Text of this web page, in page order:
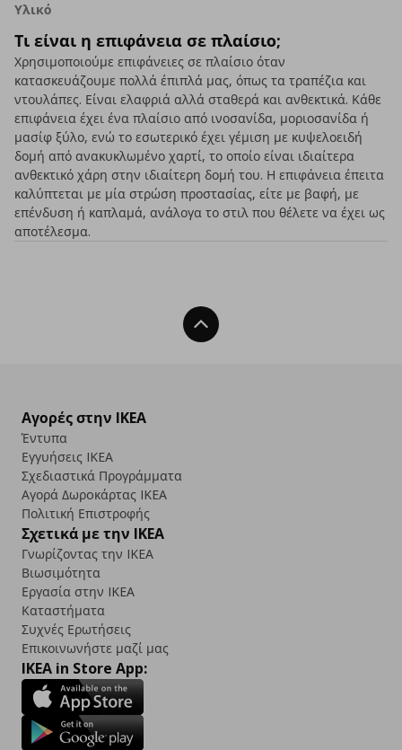
Υλικό
Τι είναι η επιφάνεια σε πλαίσιο;
Χρησιμοποιούμε επιφάνειες σε πλαίσιο όταν
κατασκευάζουμε πολλά έπιπλά μας, όπως τα τραπέζια και
ντουλάπες. Είναι ελαφριά αλλά σταθερά και ανθεκτικά. Κάθε
επιφάνεια έχει ένα πλαίσιο από ινοσανίδα, μοριοσανίδα ή
μασίφ ξύλο, ενώ το εσωτερικό έχει γέμιση με κυψελοειδή
δομή από ανακυκλωμένο χαρτί, το οποίο είναι ιδιαίτερα
ανθεκτικό χάρη στην ιδιαίτερη δομή του. Η επιφάνεια έπειτα
καλύπτεται με μία στρώση προστασίας, είτε με βαφή, με
επένδυση ή καπλαμά, ανάλογα το στιλ που θέλετε να έχει ως
αποτέλεσμα.
Back To Top
Αγορές στην IKEA
Έντυπα
Εγγυήσεις IKEA
Σχεδιαστικά Προγράμματα
Αγορά Δωρoκάρτας IKEA
Πολιτική Επιστροφής
Σχετικά με την IKEA
Γνωρίζοντας την IKEA
Βιωσιμότητα
Εργασία στην IKEA
Καταστήματα
Συχνές Ερωτήσεις
Επικοινωνήστε μαζί μας
IKEA in Store App: